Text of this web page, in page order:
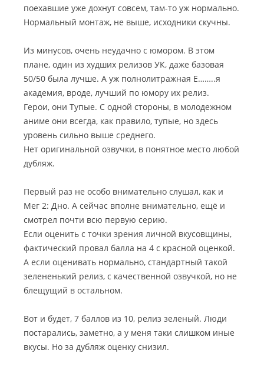
поехавшие уже дохнут совсем, там-то уж нормально.
Нормальный монтаж, не выше, исходники скучны.
Из минусов, очень неудачно с юмором. В этом
плане, один из худших релизов УК, даже базовая
50/50 была лучше. А уж полнолитражная Е……..я
академия, вроде, лучший по юмору их релиз.
Герои, они Тупые. С одной стороны, в молодежном
аниме они всегда, как правило, тупые, но здесь
уровень сильно выше среднего.
Нет оригинальной озвучки, в понятное место любой
дубляж.
Первый раз не особо внимательно слушал, как и
Мег 2: Дно. А сейчас вполне внимательно, ещё и
смотрел почти всю первую серию.
Если оценить с точки зрения личной вкусовщины,
фактический провал балла на 4 с красной оценкой.
А если оценивать нормально, стандартный такой
зелененький релиз, с качественной озвучкой, но не
блещущий в остальном.
Вот и будет, 7 баллов из 10, релиз зеленый. Люди
постарались, заметно, а у меня таки слишком иные
вкусы. Но за дубляж оценку снизил.